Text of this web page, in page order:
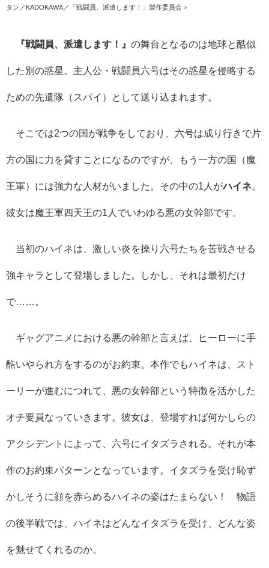
タン／KADOKAWA／「戦闘員、派遣します！」製作委員会＞
『戦闘員、派遣します！』 の舞台となるのは地球と酷似
した別の惑星。主人公・戦闘員六号はその惑星を侵略する
ための先遣隊（スパイ）として送り込まれます。
そこでは2つの国が戦争をしており、六号は成り行きで片
方の国に力を貸すことになるのですが、もう一方の国（魔
王軍）には強力な人材がいました。その中の1 人がハイネ
彼女は魔王軍四天王の1 人でいわゆる悪の女幹部です。
当初のハイネは、激しい炎を操り六号たちを苦戦させる
強キャラとして登場しました。しかし、それは最初だけ
で……。
ギャグアニメにおける悪の幹部と言えば、ヒーローに手
酷いやられ方をするのがお約束。本作でもハイネは、スト
ーリーが進むにつれて、悪の女幹部という特徴を活かした
オチ要員なっていきます。彼女は、登場すれば何かしらの
アクシデントによって、六号にイタズラされる。それが本
作のお約束パターンとなっています。イタズラを受け恥ず
かしそうに顔を赤らめるハイネの姿はたまらない！ 物語
の後半戦では、ハイネはどんなイタズラを受け、どんな姿
を魅せてくれるのか。